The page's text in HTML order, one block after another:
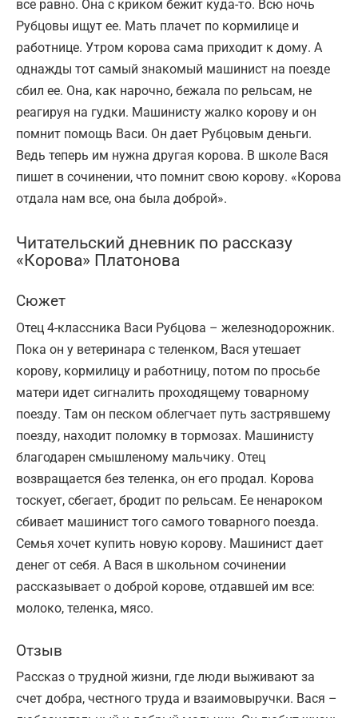
все равно. Она с криком бежит куда-то. Всю ночь
Рубцовы ищут ее. Мать плачет по кормилице и
работнице. Утром корова сама приходит к дому. А
однажды тот самый знакомый машинист на поезде
сбил ее. Она, как нарочно, бежала по рельсам, не
реагируя на гудки. Машинисту жалко корову и он
помнит помощь Васи. Он дает Рубцовым деньги.
Ведь теперь им нужна другая корова. В школе Вася
пишет в сочинении, что помнит свою корову. «Корова
отдала нам все, она была доброй».
Читательский дневник по рассказу
«Корова» Платонова
Сюжет
Отец 4-классника Васи Рубцова – железнодорожник.
Пока он у ветеринара с теленком, Вася утешает
корову, кормилицу и работницу, потом по просьбе
матери идет сигналить проходящему товарному
поезду. Там он песком облегчает путь застрявшему
поезду, находит поломку в тормозах. Машинисту
благодарен смышленому мальчику. Отец
возвращается без теленка, он его продал. Корова
тоскует, сбегает, бродит по рельсам. Ее ненароком
сбивает машинист того самого товарного поезда.
Семья хочет купить новую корову. Машинист дает
денег от себя. А Вася в школьном сочинении
рассказывает о доброй корове, отдавшей им все:
молоко, теленка, мясо.
Отзыв
Рассказ о трудной жизни, где люди выживают за
счет добра, честного труда и взаимовыручки. Вася –